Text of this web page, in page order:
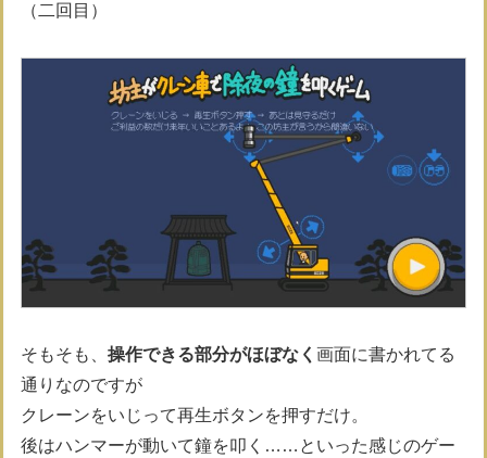
（二回目）
そもそも、 操作できる部分がほぼなく 画面に書かれてる
通りなのですが
クレーンをいじって再生ボタンを押すだけ。
後はハンマーが動いて鐘を叩く……といった感じのゲー